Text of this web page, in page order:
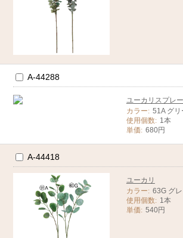
A-44288
ユーカリスプレー
カラー: 51A グリ
使用個数: 1本
単価: 680円
A-44418
ユーカリ
カラー: 63G グ
使用個数: 1本
単価: 540円